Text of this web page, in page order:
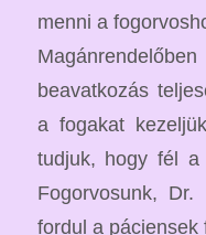
menni a
beavatkozás
a fogakat
tudjuk, hogy fél a
Fogorvosunk, Dr.
fordul a